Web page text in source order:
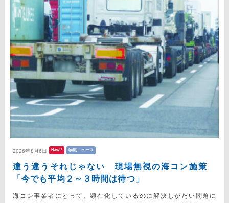
2026年8月6日 New!! 物流ニュース
違う違うそれじゃない 現場無視の海コン施策
「今でも平均２～３時間は待つ」
海コン事業者にとって、顕在化しているのに解決しがたい問題に